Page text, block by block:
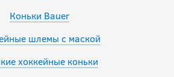
Коньки Bauer
шлемы с маской
хоккейные коньки